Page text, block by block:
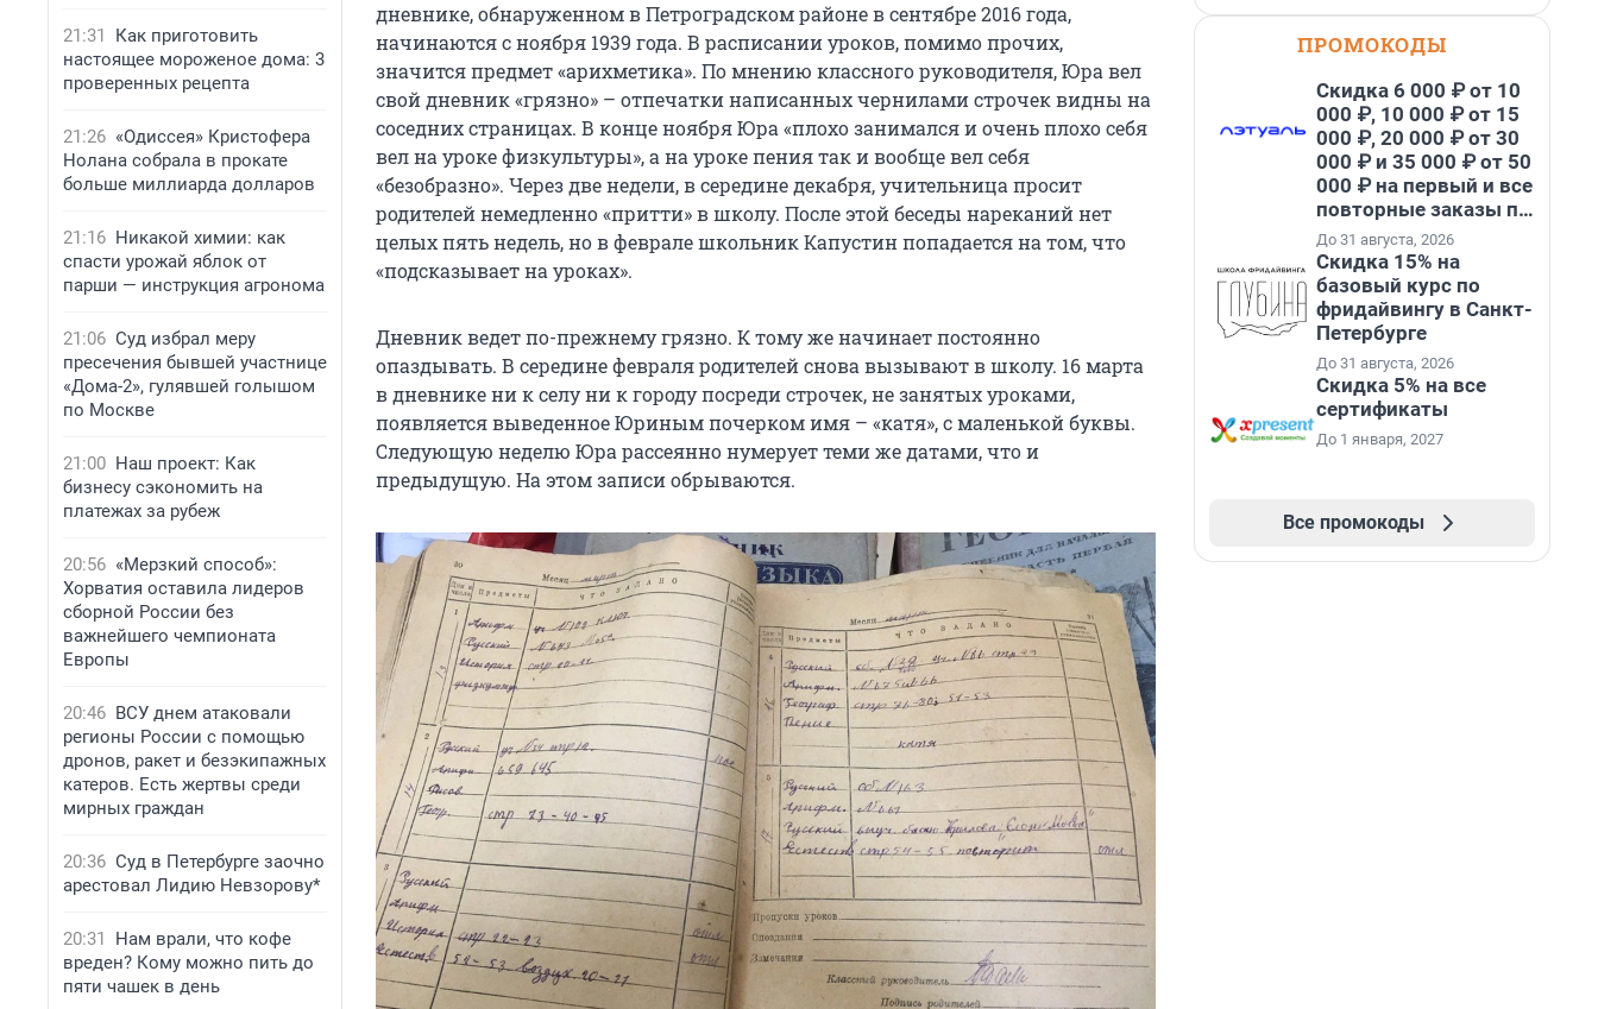
21:31
Как приготовить
настоящее мороженое дома: 3
проверенных рецепта
21:26 «Одиссея» Кристофера
Нолана собрала в прокате
больше миллиарда долларов
21:16 Никакой химии: как
спасти урожай яблок от
парши — инструкция агронома
21:06 Суд избрал меру
пресечения бывшей участнице
«Дома-2», гулявшей голышом
по Москве
21:00 Наш проект: Как
бизнесу сэкономить на
платежах за рубеж
20:56 «Мерзкий способ»:
Хорватия оставила лидеров
сборной России без
важнейшего чемпионата
Европы
20:46 ВСУ днем атаковали
регионы России с помощью
дронов, ракет и безэкипажных
катеров. Есть жертвы среди
мирных граждан
20:36 Суд в Петербурге заочно
арестовал Лидию Невзорову*
20:31
Нам врали, что кофе
вреден? Кому можно пить до
пяти чашек в день
дневнике, обнаруженном в Петроградском районе в сентябре 2016 года,
начинаются с ноября 1939 года. В расписании уроков, помимо прочих,
значится предмет «арихметика». По мнению классного руководителя, Юра вел
свой дневник «грязно» – отпечатки написанных чернилами строчек видны на
соседних страницах. В конце ноября Юра «плохо занимался и очень плохо себя
вел на уроке физкультуры», а на уроке пения так и вообще вел себя
«безобразно». Через две недели, в середине декабря, учительница просит
родителей немедленно «притти» в школу. После этой беседы нареканий нет
целых пять недель, но в феврале школьник Капустин попадается на том, что
«подсказывает на уроках».
Дневник ведет по-прежнему грязно. К тому же начинает постоянно
опаздывать. В середине февраля родителей снова вызывают в школу. 16 марта
в дневнике ни к селу ни к городу посреди строчек, не занятых уроками,
появляется выведенное Юриным почерком имя – «катя», с маленькой буквы.
Следующую неделю Юра рассеянно нумерует теми же датами, что и
предыдущую. На этом записи обрываются.
ПРОМОКОДЫ
Скидка 6 000 ₽ от 10
000 ₽, 10 000 ₽ от 15
000 ₽, 20 000 ₽ от 30
000 ₽ и 35 000 ₽ от 50
000 ₽ на первый и все
повторные заказы по
промокоду НАБЕРИ
До 31 августа, 2026
Скидка 15% на
базовый курс по
фридайвингу в Санкт-
Петербурге
До 31 августа, 2026
Скидка 5% на все
сертификаты
До 1 января, 2027
Все промокоды